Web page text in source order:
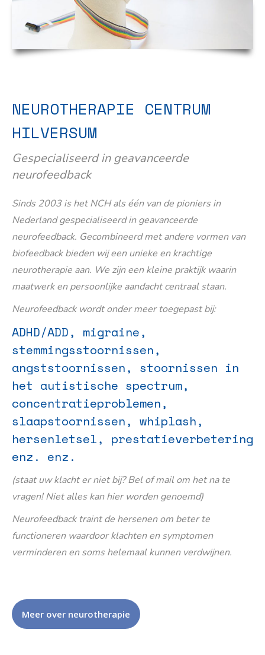
NEUROTHERAPIE CENTRUM
HILVERSUM
Gespecialiseerd in geavanceerde
neurofeedback
Sinds 2003 is het NCH als één van de pioniers in
Nederland gespecialiseerd in geavanceerde
neurofeedback. Gecombineerd met andere vormen van
biofeedback bieden wij een unieke en krachtige
neurotherapie aan. We zijn een kleine praktijk waarin
maatwerk en persoonlijke aandacht centraal staan.
Neurofeedback wordt onder meer toegepast bij:
ADHD/ADD, migraine,
stemmingsstoornissen,
angststoornissen, stoornissen in
het autistische spectrum,
concentratieproblemen,
slaapstoornissen, whiplash,
hersenletsel, prestatieverbetering
enz. enz.
(staat uw klacht er niet bij? Bel of mail om het na te
vragen! Niet alles kan hier worden genoemd)
Neurofeedback traint de hersenen om beter te
functioneren waardoor klachten en symptomen
verminderen en soms helemaal kunnen verdwijnen.
Meer over neurotherapie